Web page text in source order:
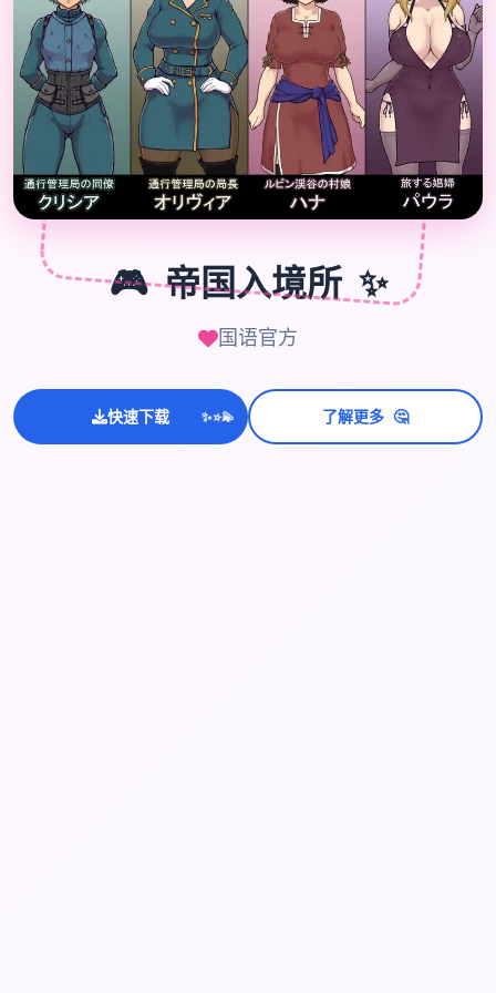
🎮
🎮 帝国入境所 ✨
国语官方
快速下载 ✨⭐💫 了解更多 🤔